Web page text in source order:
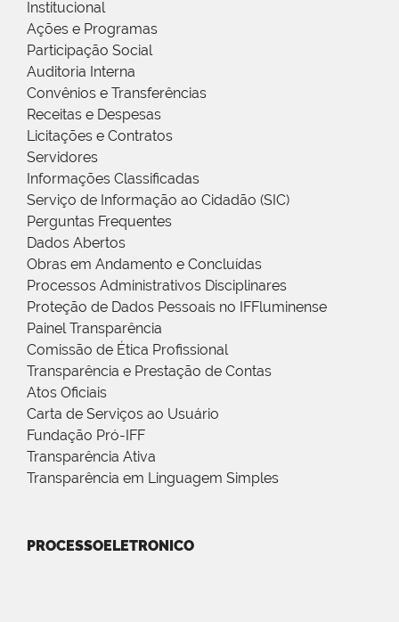
Institucional
Ações e Programas
Participação Social
Auditoria Interna
Convênios e Transferências
Receitas e Despesas
Licitações e Contratos
Servidores
Informações Classificadas
Serviço de Informação ao Cidadão (SIC)
Perguntas Frequentes
Dados Abertos
Obras em Andamento e Concluídas
Processos Administrativos Disciplinares
Proteção de Dados Pessoais no IFFluminense
Painel Transparência
Comissão de Ética Profissional
Transparência e Prestação de Contas
Atos Oficiais
Carta de Serviços ao Usuário
Fundação Pró-IFF
Transparência Ativa
Transparência em Linguagem Simples
PROCESSOELETRONICO